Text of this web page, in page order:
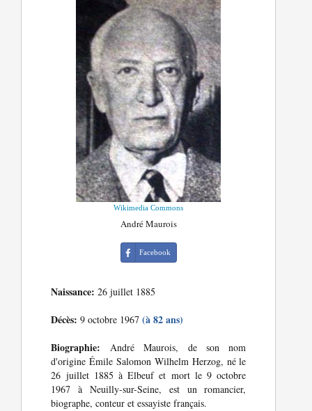
Wikimedia Commons
André Maurois
Facebook
Naissance: 26 juillet 1885
Décès: 9 octobre 1967(à 82 ans)
Biographie: André Maurois, de son nom
d'origine Émile Salomon Wilhelm Herzog, né le
26 juillet 1885 à Elbeuf et mort le 9 octobre
1967 à Neuilly-sur-Seine, est un romancier,
biographe, conteur et essayiste français.